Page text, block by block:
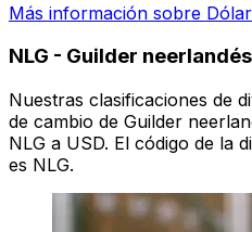
Más información sobre
NLG - Guilder neerlandés
Nuestras clasificaciones de
de cambio de Guilder
NLG a USD. El código de la
es NLG.